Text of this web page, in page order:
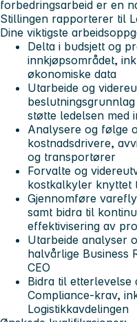
forbedringsarbeid er en
Stillingen rapporterer til
Dine viktigste
Delta i budsjett og
innkjøpsområdet,
økonomiske data
Utarbeide og
støtte ledelsen med
Analysere og følge
kostnadsdrivere,
og transportører
Forvalte og
kostkalkyler knyttet
Gjennomføre
samt bidra til
effektivisering av
Utarbeide analyser
halvårlige Business
CEO
Bidra til etterlevelse
Compliance-krav,
Logistikkavdelingen